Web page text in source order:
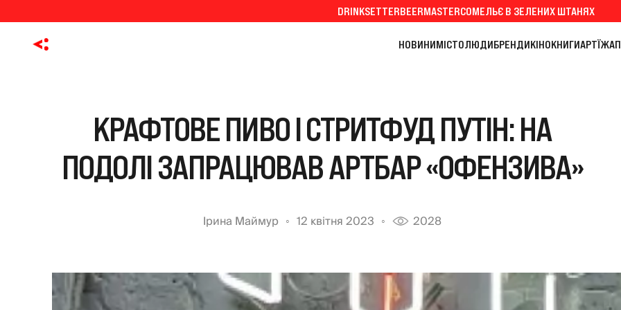
DRINKSETTERBEERMASTERСОМЕЛЬЄ В ЗЕЛЕНИХ ШТАНЯХ
НОВИНИМІСТОЛЮДИБРЕНДИКІНОКНИГИАРТЇЖА
КРАФТОВЕ ПИВО І СТРИТФУД ПУТІН: НА
ПОДОЛІ ЗАПРАЦЮВАВ АРТБАР «ОФЕНЗИВА»
Ірина Маймур 12 квітня 2023 2028